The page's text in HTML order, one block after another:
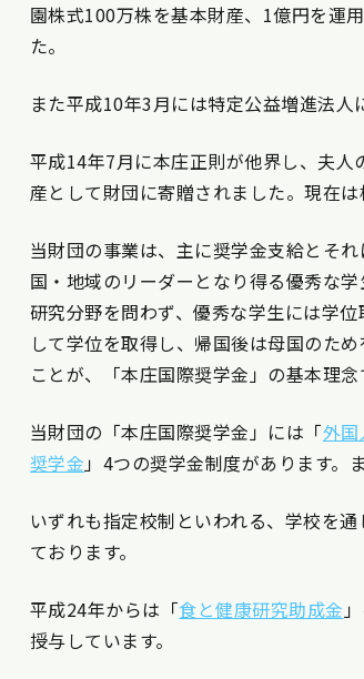
園株式100万株を基本財産、1億円を運
た。
また平成10年3月には特定公益増進法人
平成14年7月に本庄正則が他界し、夫
産として財団に寄贈されました。現在
当財団の事業は、主に奨学金支給とそ
国・地域のリーダーとなり得る優秀な
研究分野を問わず、優秀な学生には学
して学位を取得し、帰国後は母国のた
ことが、「本庄国際奨学金」の基本理念
当財団の「本庄国際奨学金」には「外
奨学金」4つの奨学金制度があります。
いずれも指定校制といわれる、学校を
ております。
平成24年からは「食と健康研究助成金
授与しています。